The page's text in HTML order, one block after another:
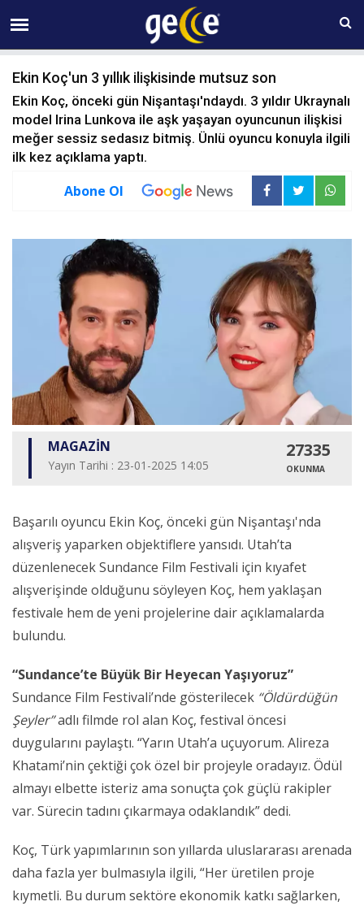
06 AĞUSTOS Perşembe 13:16
Ekin Koç'un 3 yıllık ilişkisinde mutsuz son
Ekin Koç, önceki gün Nişantaşı'ndaydı. 3 yıldır Ukraynalı
model Irina Lunkova ile aşk yaşayan oyuncunun ilişkisi
meğer sessiz sedasız bitmiş. Ünlü oyuncu konuyla ilgili
ilk kez açıklama yaptı.
Abone Ol
MAGAZİN
Yayın Tarihi : 23-01-2025 14:05
27335
OKUNMA
Başarılı oyuncu Ekin Koç, önceki gün Nişantaşı'nda
alışveriş yaparken objektiflere yansıdı. Utah’ta
düzenlenecek Sundance Film Festivali için kıyafet
alışverişinde olduğunu söyleyen Koç, hem yaklaşan
festivale hem de yeni projelerine dair açıklamalarda
bulundu.
“Sundance’te Büyük Bir Heyecan Yaşıyoruz”
Sundance Film Festivali’nde gösterilecek “Öldürdüğün
Şeyler”adlı filmde rol alan Koç, festival öncesi
duygularını paylaştı. “Yarın Utah’a uçuyorum. Alireza
Khatami’nin çektiği çok özel bir projeyle oradayız. Ödül
almayı elbette isteriz ama sonuçta çok güçlü rakipler
var. Sürecin tadını çıkarmaya odaklandık” dedi.
Koç, Türk yapımlarının son yıllarda uluslararası arenada
daha fazla yer bulmasıyla ilgili, “Her üretilen proje
kıymetli. Bu durum sektöre ekonomik katkı sağlarken,